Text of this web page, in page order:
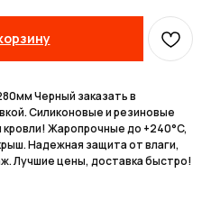
Черный заказать в
Силиконовые и резиновые
Жаропрочные до +240°C,
Надежная защита от влаги,
Лучшие цены, доставка быстро!